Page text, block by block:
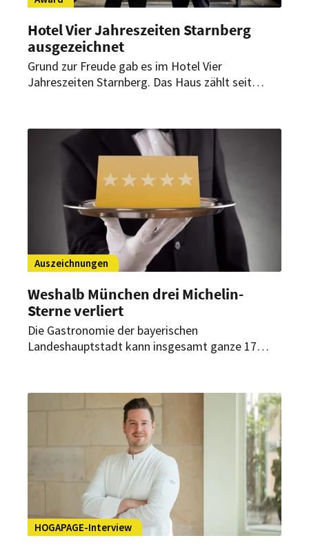
Hotel Vier Jahreszeiten Starnberg
ausgezeichnet
Grund zur Freude gab es im Hotel Vier
Jahreszeiten Starnberg. Das Haus zählt seit
abgeräumt.
Auszeichnungen
Weshalb München drei Michelin-
Sterne verliert
Die Gastronomie der bayerischen
Landeshauptstadt kann insgesamt ganze 17
HOGAPAGE-Interview